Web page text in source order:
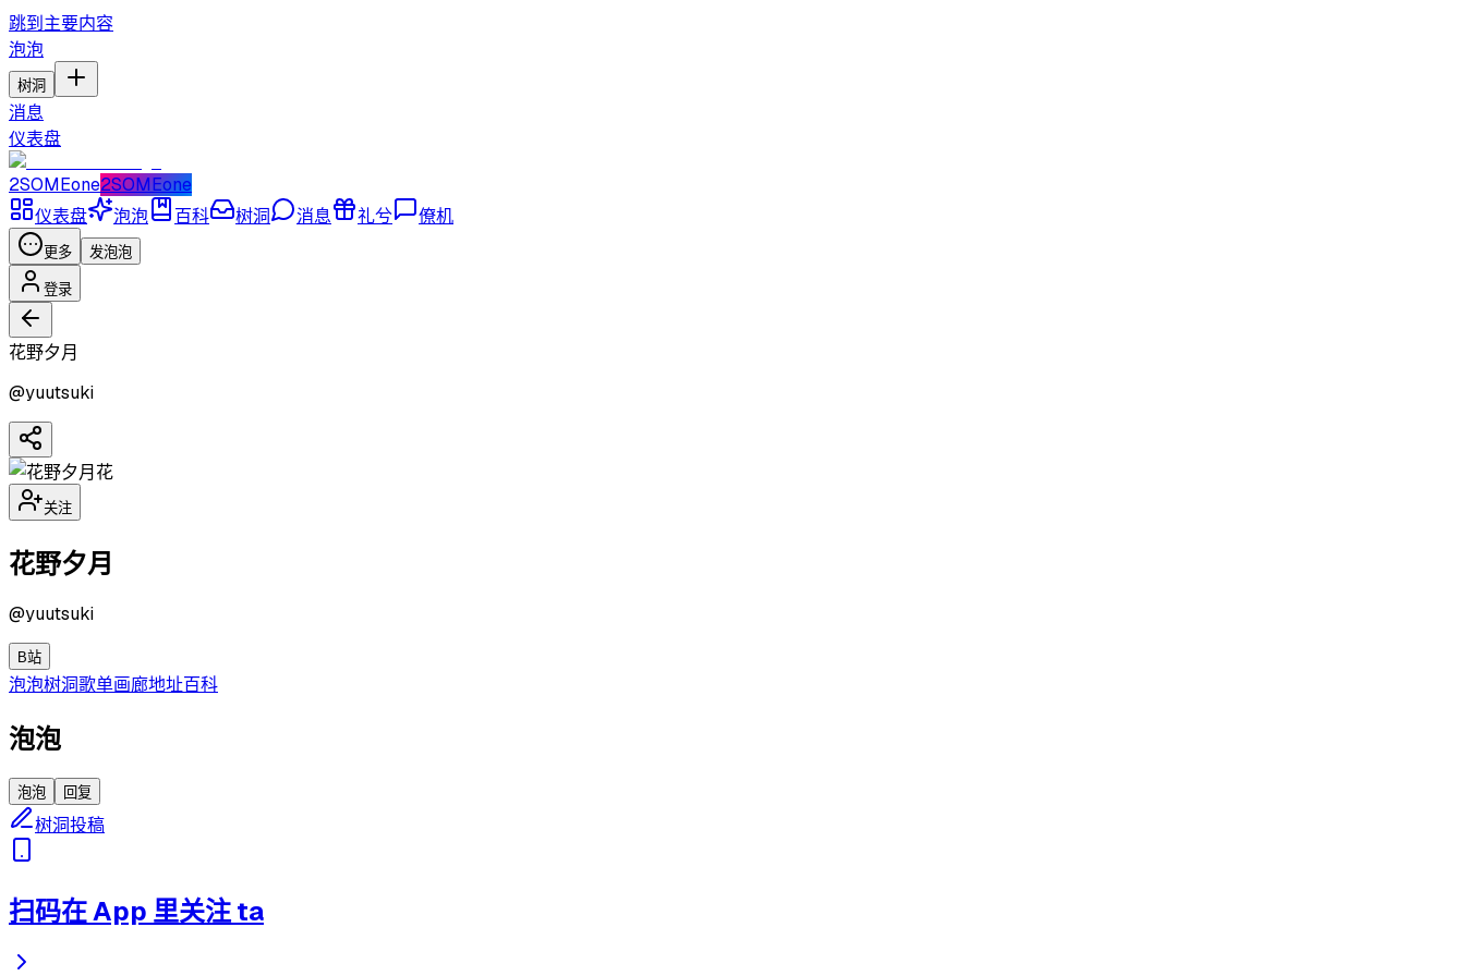
跳到主要内容
泡泡
树洞
消息
仪表盘
2SOMEone2SOMEone
仪表盘
泡泡 百科 树洞 消息 礼兮 僚机
更多 发泡泡
登录
花野夕月
@yuutsuki
花
关注
花野夕月
@yuutsuki
B站
泡泡树洞歌单画廊地址百科
泡泡
泡泡 回复
树洞投稿
扫码在 App 里关注 ta